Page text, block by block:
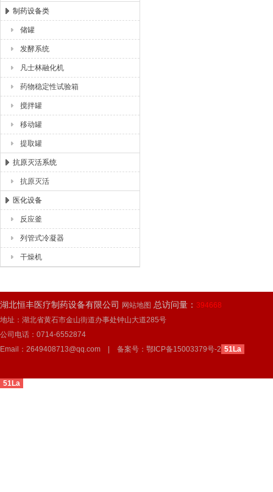
制药设备类
储罐
发酵系统
凡士林融化机
药物稳定性试验箱
搅拌罐
移动罐
提取罐
抗原灭活系统
抗原灭活
医化设备
反应釜
列管式冷凝器
干燥机
湖北恒丰医疗制药设备有限公司 网站地图 总访问量： 394668
地址：湖北省黄石市金山街道办事处钟山大道285号
公司电话：0714-6552874
Email：2649408713@qq.com | 备案号： 鄂ICP备15003379号-2 51La
51La